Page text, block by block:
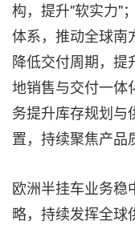
构，提升"软实力"
体系，推动全球南
降低交付周期，提
地销售与交付一体
务提升库存规划与
置，持续聚焦产品
欧洲半挂车业务稳
略，持续发挥全球